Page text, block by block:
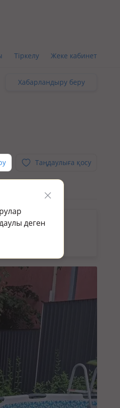
Тіркелу Жеке кабинет
Хабарландыру беру
деген
Таңдаулыға қосу
мкр нурлытау